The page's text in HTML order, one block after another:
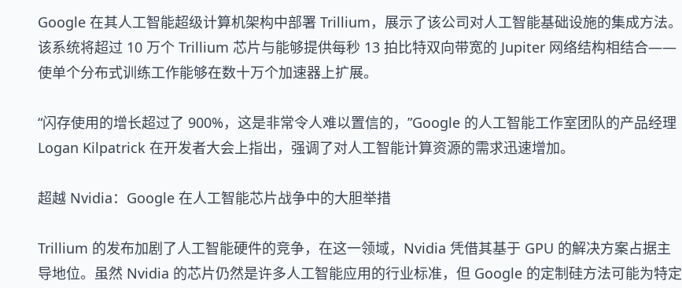
Google 在其人工智能超级计算机架构中部署 Trillium，展示了该公司对人工智能基础设施的集成方法。
该系统将超过 10 万个 Trillium 芯片与能够提供每秒 13 拍比特双向带宽的 Jupiter 网络结构相结合——
使单个分布式训练工作能够在数十万个加速器上扩展。
“闪存使用的增长超过了 900%，这是非常令人难以置信的，”Google 的人工智能工作室团队的产品经理
Logan Kilpatrick 在开发者大会上指出，强调了对人工智能计算资源的需求迅速增加。
超越 Nvidia：Google 在人工智能芯片战争中的大胆举措
Trillium 的发布加剧了人工智能硬件的竞争，在这一领域，Nvidia 凭借其基于 GPU 的解决方案占据主
导地位。虽然 Nvidia 的芯片仍然是许多人工智能应用的行业标准，但 Google 的定制硅方法可能为特定